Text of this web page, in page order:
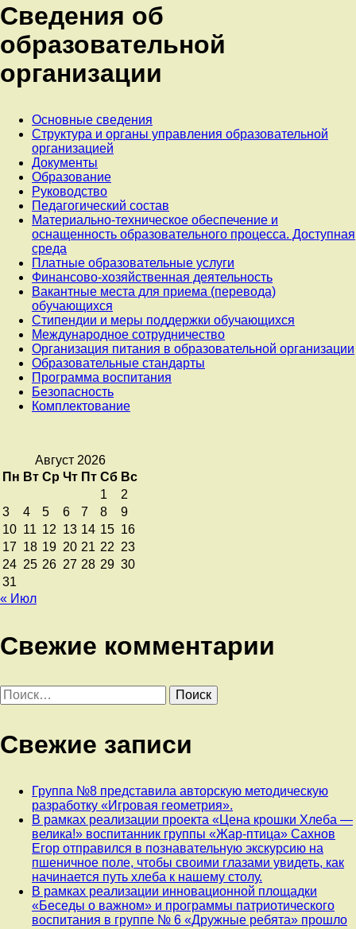
Сведения об
образовательной
организации
Основные сведения
Структура и органы управления образовательной
организацией
Документы
Образование
Руководство
Педагогический состав
Материально-техническое обеспечение и
оснащенность образовательного процесса. Доступная
среда
Платные образовательные услуги
Финансово-хозяйственная деятельность
Вакантные места для приема (перевода)
обучающихся
Стипендии и меры поддержки обучающихся
Международное сотрудничество
Организация питания в образовательной организации
Образовательные стандарты
Программа воспитания
Безопасность
Комплектование
Август 2026
Пн Вт Ср Чт Пт Сб Вс
1
2
3
4 5 6 7 8
9
10 11 12 13 14 15 16
17 18 19 20 21 22 23
24 25 26 27 28 29 30
31
« Июл
Свежие комментарии
Найти:
Свежие записи
Группа №8 представила авторскую методическую
разработку «Игровая геометрия».
В рамках реализации проекта «Цена крошки Хлеба —
велика!» воспитанник группы «Жар-птица» Сахнов
Егор отправился в познавательную экскурсию на
пшеничное поле, чтобы своими глазами увидеть, как
начинается путь хлеба к нашему столу.
В рамках реализации инновационной площадки
«Беседы о важном» и программы патриотического
воспитания в группе № 6 «Дружные ребята» прошло